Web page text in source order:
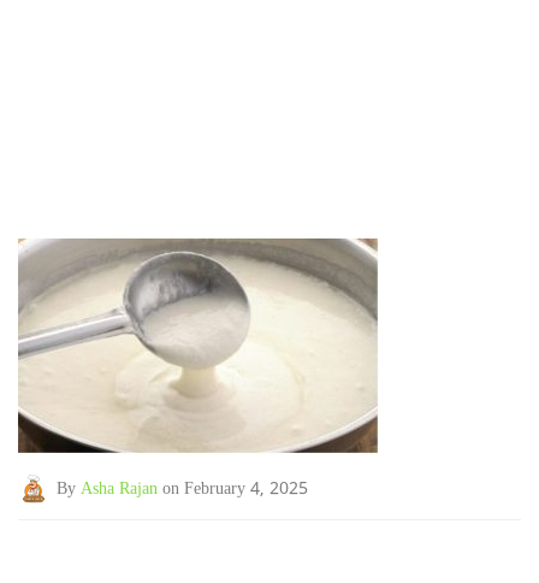
By Asha Rajan on February 4, 2025